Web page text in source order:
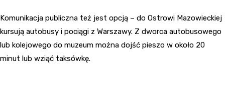
Komunikacja publiczna też jest opcją – do Ostrowi Mazowieckiej
kursują autobusy i pociągi z Warszawy. Z dworca autobusowego
lub kolejowego do muzeum można dojść pieszo w około 20
minut lub wziąć taksówkę.